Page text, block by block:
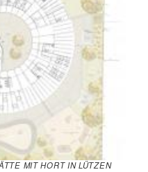
MIT HORT IN LÜTZEN